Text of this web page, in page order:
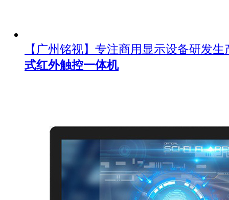
【广州铭视】专注商用显示设备研发
式红外触控一体机